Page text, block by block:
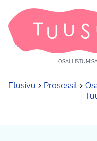
Etusivu Prosessit